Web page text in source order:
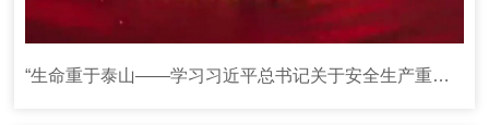
“生命重于泰山——学习习近平总书记关于安全生产重要论述”电视专题片